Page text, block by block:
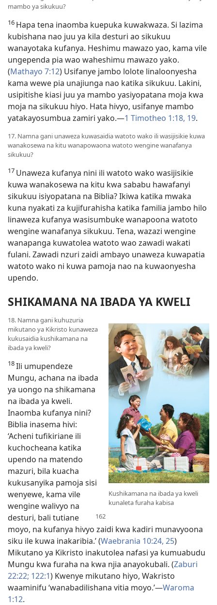
mambo ya sikukuu?
16 Hapa tena inaomba kuepuka kuwakwaza. Si lazima
kubishana nao juu ya kila desturi ao sikukuu
wanayotaka kufanya. Heshimu mawazo yao, kama vile
ungependa pia wao waheshimu mawazo yako.
(Mathayo 7:12) Usifanye jambo lolote linaloonyesha
kama wewe pia unajiunga nao katika sikukuu. Lakini,
usipitishe kiasi juu ya mambo yasiyopatana moja kwa
moja na sikukuu hiyo. Hata hivyo, usifanye mambo
yatakayosumbua zamiri yako.​—1 Timotheo 1:18, 19.
17. Namna gani unaweza kuwasaidia watoto wako ili wasijisikie kuwa
wanakosewa na kitu wanapowaona watoto wengine wanafanya
sikukuu?
17 Unaweza kufanya nini ili watoto wako wasijisikie
kuwa wanakosewa na kitu kwa sababu hawafanyi
sikukuu isiyopatana na Biblia? Ikiwa katika mwaka
kuna nyakati za kujifurahisha katika familia jambo hilo
linaweza kufanya wasisumbuke wanapoona watoto
wengine wanafanya sikukuu. Tena, wazazi wengine
wanapanga kuwatolea watoto wao zawadi wakati
fulani. Zawadi nzuri zaidi ambayo unaweza kuwapatia
watoto wako ni kuwa pamoja nao na kuwaonyesha
upendo.
SHIKAMANA NA IBADA YA KWELI
Kushikamana na ibada ya kweli
kunaleta furaha kabisa
18. Namna gani kuhuzuria
mikutano ya Kikristo kunaweza
kukusaidia kushikamana na
ibada ya kweli?
18Ili umupendeze
Mungu, achana na ibada
ya uongo na shikamana
na ibada ya kweli.
Inaomba kufanya nini?
Biblia inasema hivi:
‘Acheni tufikiriane ili
kuchocheana katika
upendo na matendo
mazuri, bila kuacha
kukusanyika pamoja sisi
wenyewe, kama vile
wengine walivyo na
desturi, bali tutiane
moyo, na kufanya hivyo zaidi kwa kadiri munavyoona
siku ile kuwa inakaribia.’ (Waebrania 10:24, 25)
Mikutano ya Kikristo inakutolea nafasi ya kumuabudu
Mungu kwa furaha na kwa njia anayokubali. (Zaburi
22:22; 122:1) Kwenye mikutano hiyo, Wakristo
waaminifu ‘wanabadilishana vitia moyo.’​—Waroma
1:12.